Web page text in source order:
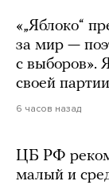
«„Яблоко“
за мир —
с выборов».
своей партии
6 часов назад
ЦБ РФ
малый и